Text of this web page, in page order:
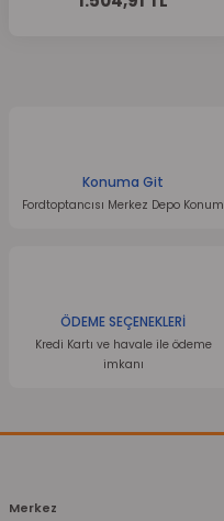
Konuma Git
Fordtoptancısı Merkez Depo Konum
ÖDEME SEÇENEKLERİ
Kredi Kartı ve havale ile ödeme
imkanı
Merkez